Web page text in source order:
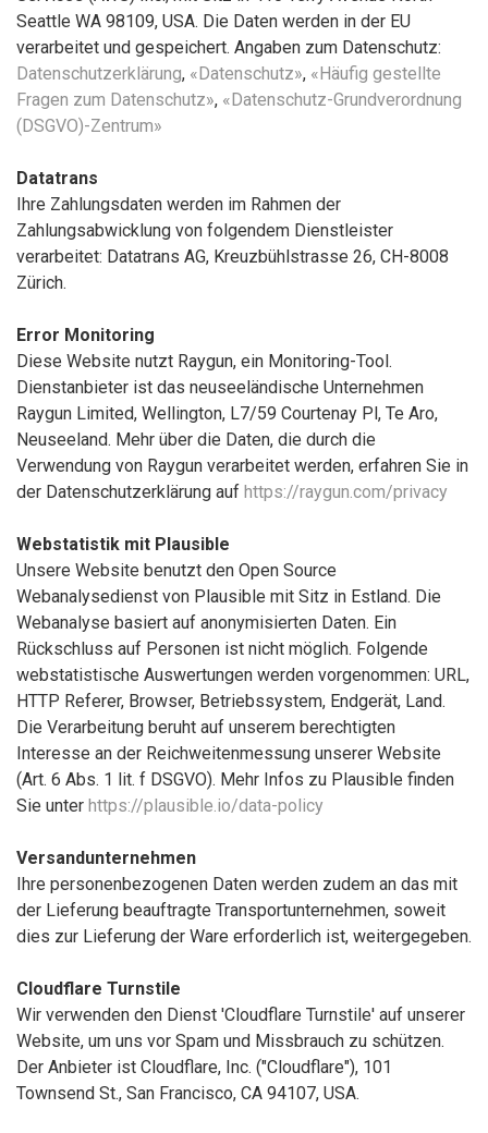
Seattle WA 98109, USA. Die Daten werden in der EU
verarbeitet und gespeichert. Angaben zum Datenschutz:
Datenschutzerklärung, «Datenschutz», «Häufig gestellte
Fragen zum Datenschutz», «Datenschutz-Grundverordnung
(DSGVO)-Zentrum»
Datatrans
Ihre Zahlungsdaten werden im Rahmen der
Zahlungsabwicklung von folgendem Dienstleister
verarbeitet: Datatrans AG, Kreuzbühlstrasse 26, CH-8008
Zürich.
Error Monitoring
Diese Website nutzt Raygun, ein Monitoring-Tool.
Dienstanbieter ist das neuseeländische Unternehmen
Raygun Limited, Wellington, L7/59 Courtenay Pl, Te Aro,
Neuseeland. Mehr über die Daten, die durch die
Verwendung von Raygun verarbeitet werden, erfahren Sie in
der Datenschutzerklärung auf https://raygun.com/privacy
Webstatistik mit Plausible
Unsere Website benutzt den Open Source
Webanalysedienst von Plausible mit Sitz in Estland. Die
Webanalyse basiert auf anonymisierten Daten. Ein
Rückschluss auf Personen ist nicht möglich. Folgende
webstatistische Auswertungen werden vorgenommen: URL,
HTTP Referer, Browser, Betriebssystem, Endgerät, Land.
Die Verarbeitung beruht auf unserem berechtigten
Interesse an der Reichweitenmessung unserer Website
(Art. 6 Abs. 1 lit. f DSGVO). Mehr Infos zu Plausible finden
Sie unter https://plausible.io/data-policy
Versandunternehmen
Ihre personenbezogenen Daten werden zudem an das mit
der Lieferung beauftragte Transportunternehmen, soweit
dies zur Lieferung der Ware erforderlich ist, weitergegeben.
Cloudflare Turnstile
Wir verwenden den Dienst 'Cloudflare Turnstile' auf unserer
Website, um uns vor Spam und Missbrauch zu schützen.
Der Anbieter ist Cloudflare, Inc. ("Cloudflare"), 101
Townsend St., San Francisco, CA 94107, USA.